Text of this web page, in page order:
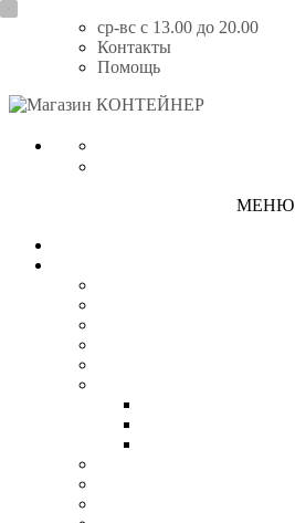
содержимому
ср-вс с 13.00 до 20.00
Контакты
Помощь
КОНТЕЙНЕР
МЕНЮ